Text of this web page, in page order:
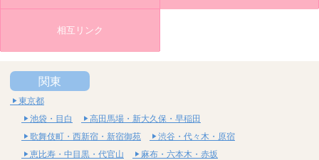
相互リンク
関東
東京都
池袋・目白
高田馬場・新大久保・早稲田
歌舞伎町・西新宿・新宿御苑
渋谷・代々木・原宿
恵比寿・中目黒・代官山
麻布・六本木・赤坂